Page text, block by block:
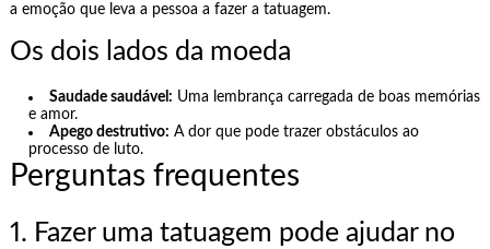
a emoção que leva a pessoa a fazer a tatuagem.
Os dois lados da moeda
Saudade saudável: Uma lembrança carregada de boas memórias
e amor.
Apego destrutivo: A dor que pode trazer obstáculos ao
processo de luto.
Perguntas frequentes
1. Fazer uma tatuagem pode ajudar no